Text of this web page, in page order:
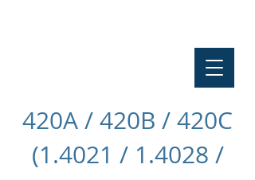
420A / 420B / 420C
(1.4021 / 1.4028 /